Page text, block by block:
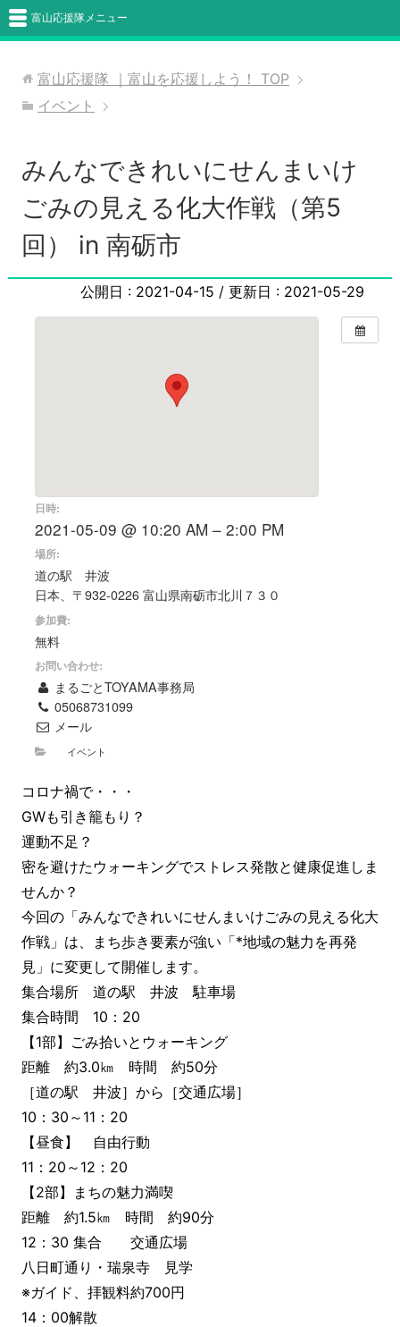
富山応援隊メニュー
富山応援隊 ｜富山を応援しよう！
TOP
イベント
みんなできれいにせんまいけ
ごみの見える化大作戦（第5
回） in 南砺市
公開日 : 2021-04-15 / 更新日 : 2021-05-29
日時:
2021-05-09 @ 10:20 AM – 2:00 PM
場所:
道の駅 井波
日本、〒932-0226 富山県南砺市北川７３０
参加費:
無料
お問い合わせ:
まるごとTOYAMA事務局
05068731099
メール
イベント
コロナ禍で・・・
GWも引き籠もり？
運動不足？
密を避けたウォーキングでストレス発散と健康促進しま
せんか？
今回の「みんなできれいにせんまいけごみの見える化大
作戦」は、まち歩き要素が強い「*地域の魅力を再発
見」に変更して開催します。
集合場所 道の駅 井波 駐車場
集合時間 10：20
【1部】ごみ拾いとウォーキング
距離 約3.0㎞ 時間 約50分
［道の駅 井波］から［交通広場］
10：30～11：20
【昼食】 自由行動
11：20～12：20
【2部】まちの魅力満喫
距離 約1.5㎞ 時間 約90分
12：30 集合 交通広場
八日町通り・瑞泉寺 見学
※ガイド、拝観料約700円
14：00解散